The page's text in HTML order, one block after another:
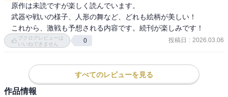
原作は未読ですが楽しく読んでいます。
武器や戦いの様子、人形の舞など、どれも絵柄が美しい！
これから、激戦も予想される内容です。続刊が楽しみです！
ブクログレビューは
いいねできません
0 投稿日 : 2026.03.06
すべてのレビューを見る
作品情報